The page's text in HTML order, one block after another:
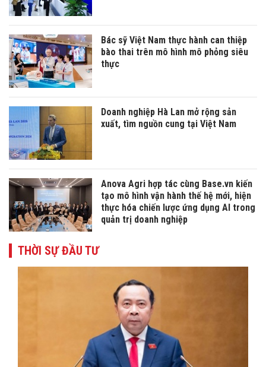
Bác sỹ Việt Nam thực hành can thiệp
bào thai trên mô hình mô phỏng siêu
thực
Doanh nghiệp Hà Lan mở rộng sản
xuất, tìm nguồn cung tại Việt Nam
Anova Agri hợp tác cùng Base.vn kiến
tạo mô hình vận hành thế hệ mới, hiện
thực hóa chiến lược ứng dụng AI trong
quản trị doanh nghiệp
THỜI SỰ ĐẦU TƯ